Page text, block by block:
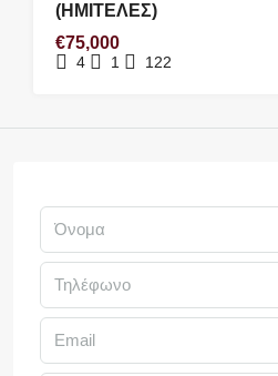
(ΗΜΙΤΕΛΕΣ)
€75,000
4 1 122